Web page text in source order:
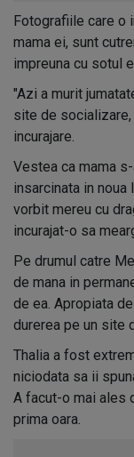
Fotografiile care o
mama ei, sunt
impreuna cu sotul
"Azi a murit
site de
incurajare.
Vestea ca mama
insarcinata in noua
vorbit mereu cu
incurajat-o sa
Pe drumul catre
de mana in
de ea. Apropiata
durerea pe un site
Thalia a fost
niciodata sa ii
A facut-o mai ales
prima oara.